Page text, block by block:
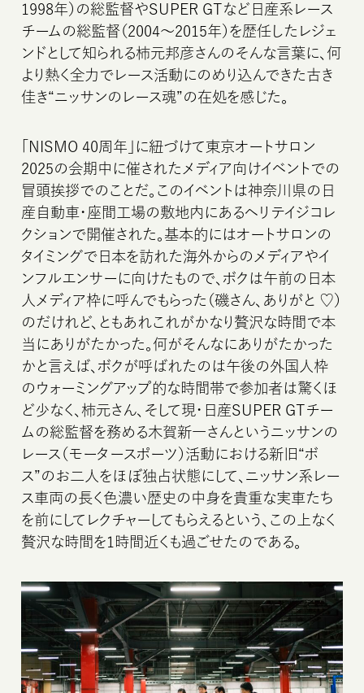
1998年）の総監督やSUPER GTなど日産系レース
チームの総監督（2004〜2015年）を歴任したレジェ
ンドとして知られる柿元邦彦さんのそんな言葉に、何
より熱く全力でレース活動にのめり込んできた古き
佳き“ニッサンのレース魂”の在処を感じた。
「NISMO 40周年」に紐づけて東京オートサロン
2025の会期中に催されたメディア向けイベントでの
冒頭挨拶でのことだ。このイベントは神奈川県の日
産自動車・座間工場の敷地内にあるヘリテイジコレ
クションで開催された。基本的にはオートサロンの
タイミングで日本を訪れた海外からのメディアやイ
ンフルエンサーに向けたもので、ボクは午前の日本
人メディア枠に呼んでもらった（磯さん、ありがと ♡）
のだけれど、ともあれこれがかなり贅沢な時間で本
当にありがたかった。何がそんなにありがたかった
かと言えば、ボクが呼ばれたのは午後の外国人枠
のウォーミングアップ的な時間帯で参加者は驚くほ
ど少なく、柿元さん、そして現・日産SUPER GTチー
ムの総監督を務める木賀新一さんというニッサンの
レース（モータースポーツ）活動における新旧“ボ
ス”のお二人をほぼ独占状態にして、ニッサン系レー
ス車両の長く色濃い歴史の中身を貴重な実車たち
を前にしてレクチャーしてもらえるという、この上なく
贅沢な時間を1時間近くも過ごせたのである。